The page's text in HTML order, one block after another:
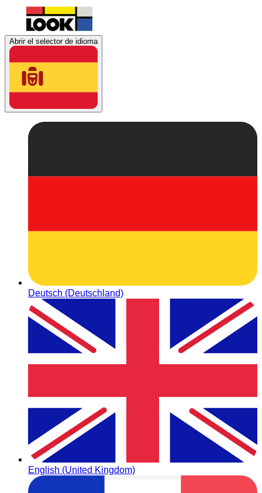
Abrir el selector de idioma
Deutsch (Deutschland)
English (United Kingdom)